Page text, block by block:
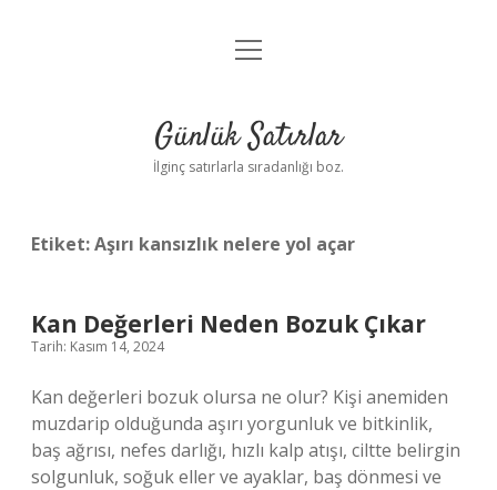
Anasayfa
Yasal Uyarı
menüyü
Günlük Satırlar
İlginç satırlarla sıradanlığı boz.
Etiket:Aşırı kansızlık nelere yol açar
Kan Değerleri Neden Bozuk Çıkar
Tarih: Kasım 14, 2024
Kan değerleri bozuk olursa ne olur? Kişi anemiden
muzdarip olduğunda aşırı yorgunluk ve bitkinlik,
baş ağrısı, nefes darlığı, hızlı kalp atışı, ciltte belirgin
solgunluk, soğuk eller ve ayaklar, baş dönmesi ve